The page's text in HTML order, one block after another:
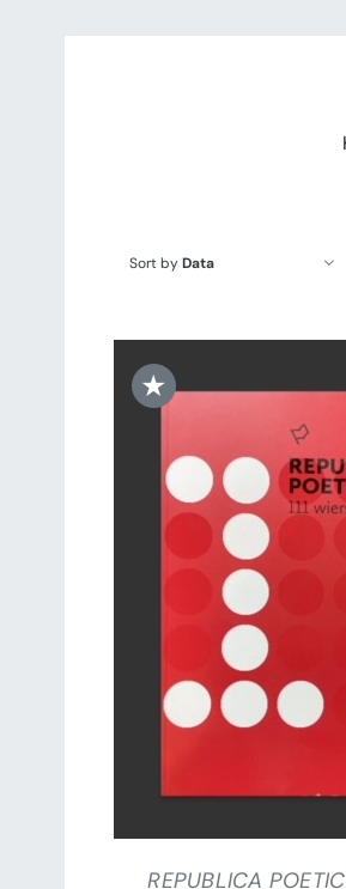
Sort byData
★
DODAJ DO KOSZYKA
REPUBLICA